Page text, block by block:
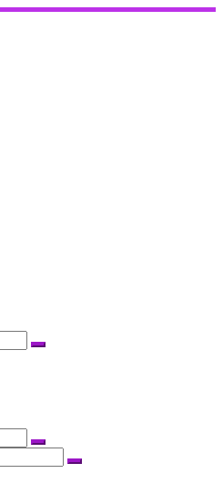
Поиск
Поиск
Поиск